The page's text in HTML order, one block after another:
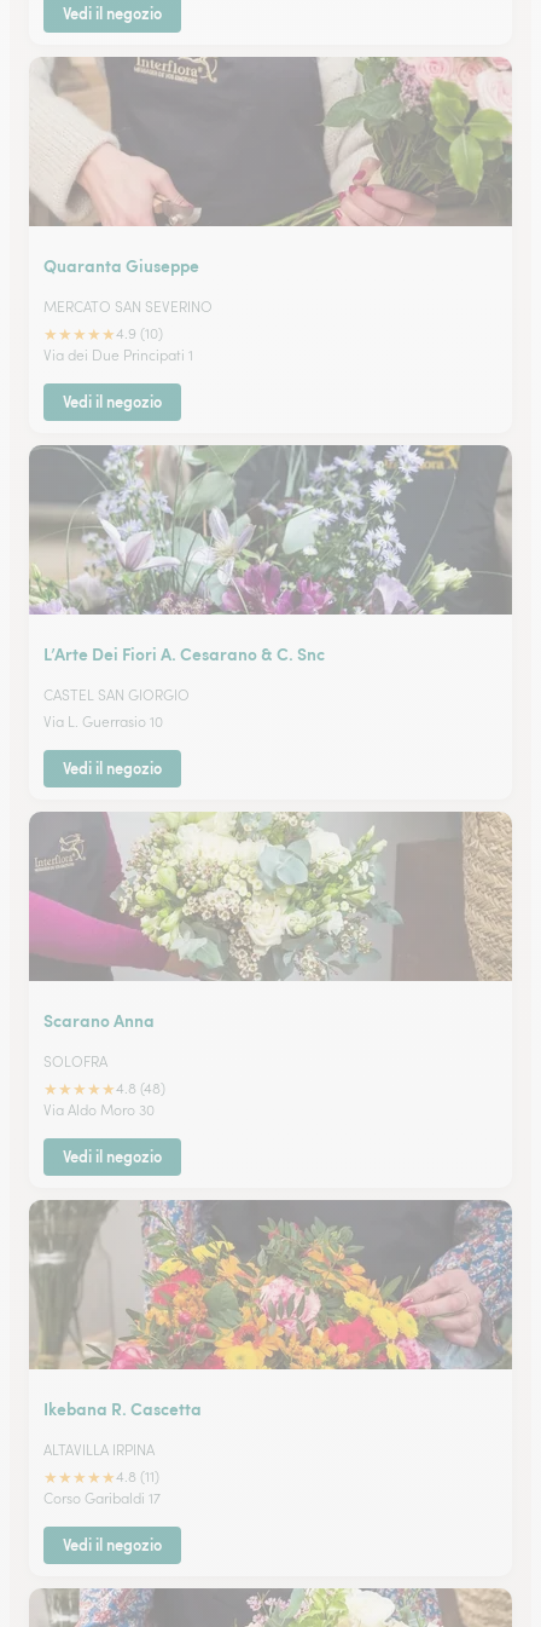
Vedi il negozio
Quaranta Giuseppe
MERCATO SAN SEVERINO
★★★★★4.9 (10)
Via dei Due Principati 1
Vedi il negozio
L’Arte Dei Fiori A. Cesarano & C. Snc
CASTEL SAN GIORGIO
Via L. Guerrasio 10
Vedi il negozio
Scarano Anna
SOLOFRA
★★★★★4.8 (48)
Via Aldo Moro 30
Vedi il negozio
Ikebana R. Cascetta
ALTAVILLA IRPINA
★★★★★4.8 (11)
Corso Garibaldi 17
Vedi il negozio